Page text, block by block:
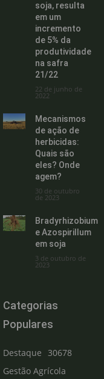
soja, resulta
em um
incremento
de 5% da
produtividade
na safra
21/22
22 de junho de
2022
Mecanismos
de ação de
herbicidas:
Quais são
eles? Onde
agem?
30 de outubro
de 2023
Bradyrhizobium
e Azospirillum
em soja
3 de outubro de
2023
Categorias
Populares
Destaque
30678
Gestão Agrícola